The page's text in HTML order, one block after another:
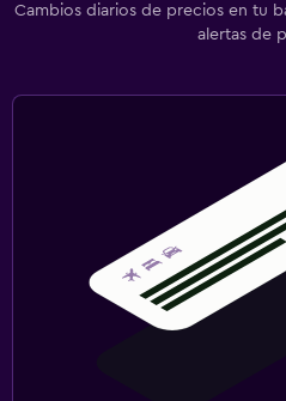
Cambios diarios de precios en tu
alertas de